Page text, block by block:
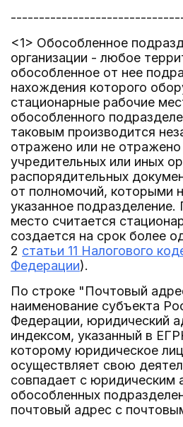
<1> Обособленное
организации - любое
обособленное от нее
нахождения которого
стационарные рабочие
обособленного
таковым производится
отражено или не отражено
учредительных или иных
распорядительных
от полномочий, которыми
указанное
место считается
создается на срок более
2 статьи 11 Налогового
Федерации).
По строке "Почтовый
наименование субъекта
Федерации, юридический
индексом, указанный в
которому юридическое
осуществляет свою
совпадает с юридическим
обособленных
почтовый адрес с